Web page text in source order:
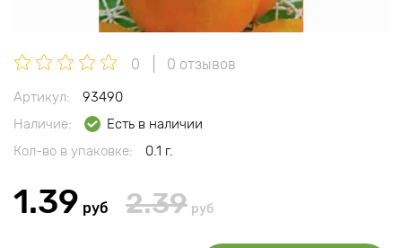
0 0 отзывов
Артикул:
93490
Наличие:
Есть в наличии
Кол-во в упаковке:
0.1 г.
1.39 руб 2.39 руб